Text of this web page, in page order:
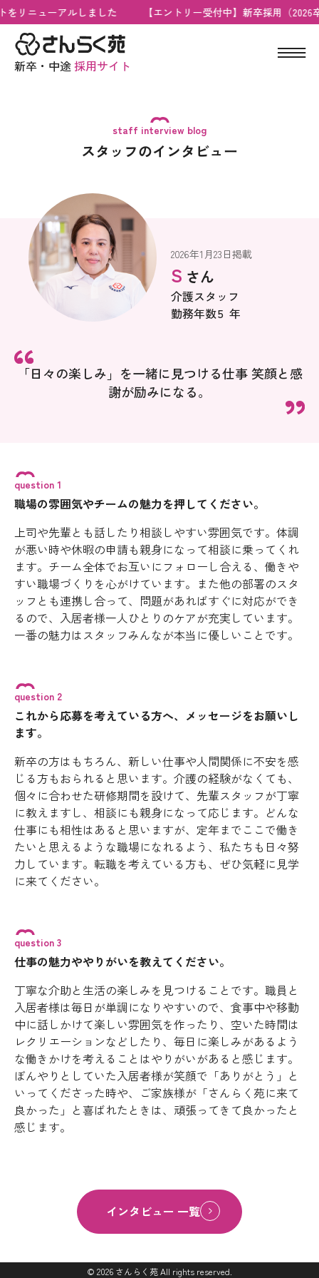
リニューアルしました 【エントリー受付中】新卒採用（2026
新卒・中途採用サイト
staff interview blog
スタッフのインタビュー
S さん
介護スタッフ
勤務年数5 年
2026年1月23日掲載
「日々の楽しみ」を一緒に見つける仕事 笑顔と感
謝が励みになる。
question 1
職場の雰囲気やチームの魅力を押してください。
上司や先輩とも話したり相談しやすい雰囲気です。体調
が悪い時や休暇の申請も親身になって相談に乗ってくれ
ます。チーム全体でお互いにフォローし合える、働きや
すい職場づくりを心がけています。また他の部署のスタ
ッフとも連携し合って、問題があればすぐに対応ができ
るので、入居者様一人ひとりのケアが充実しています。
一番の魅力はスタッフみんなが本当に優しいことです。
question 2
これから応募を考えている方へ、メッセージをお願いし
ます。
新卒の方はもちろん、新しい仕事や人間関係に不安を感
じる方もおられると思います。介護の経験がなくても、
個々に合わせた研修期間を設けて、先輩スタッフが丁寧
に教えますし、相談にも親身になって応じます。どんな
仕事にも相性はあると思いますが、定年までここで働き
たいと思えるような職場になれるよう、私たちも日々努
力しています。転職を考えている方も、ぜひ気軽に見学
に来てください。
question 3
仕事の魅力ややりがいを教えてください。
丁寧な介助と生活の楽しみを見つけることです。職員と
入居者様は毎日が単調になりやすいので、食事中や移動
中に話しかけて楽しい雰囲気を作ったり、空いた時間は
レクリエーションなどしたり、毎日に楽しみがあるよう
な働きかけを考えることはやりがいがあると感じます。
ぼんやりとしていた入居者様が笑顔で「ありがとう」と
いってくださった時や、ご家族様が「さんらく苑に来て
良かった」と喜ばれたときは、頑張ってきて良かったと
感じます。
インタビュー 一覧
© 2026 さんらく苑 All rights reserved.